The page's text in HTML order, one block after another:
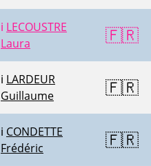
ℹ️ LECOUSTRE
Laura
🇫🇷
ℹ️ LARDEUR
Guillaume
🇫🇷
ℹ️ CONDETTE
Frédéric
🇫🇷